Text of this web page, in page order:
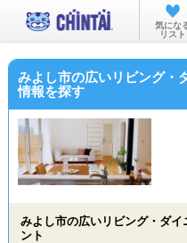
お
気にな
リスト
みよし市の広いリビング・
情報を探す
みよし市の広いリビング・ダ
ント